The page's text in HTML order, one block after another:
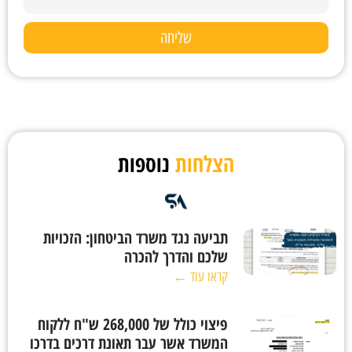
שליחה
הצלחות נוספות
תביעה נגד משרד הביטחון: הזכויות
שלכם והדרך להכרה
קראו עוד ←
פיצוי כולל של 268,000 ש"ח ללקוח
המשרד אשר עבר תאונת דרכים בדרכו